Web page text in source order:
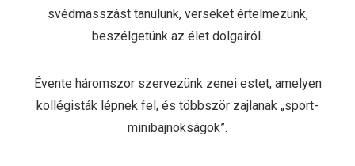
svédmasszást tanulunk, verseket értelmezünk,
beszélgetünk az élet dolgairól.
Évente háromszor szervezünk zenei estet, amelyen
kollégisták lépnek fel, és többször zajlanak „sport-
minibajnokságok”.